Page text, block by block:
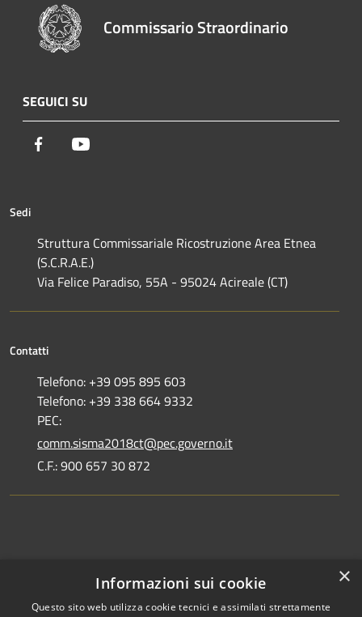
Commissario Straordinario
SEGUICI SU
Facebook
Sedi
Struttura Commissariale Ricostruzione Area Etnea
(S.C.R.A.E.)
Via Felice Paradiso, 55A - 95024 Acireale (CT)
Contatti
Telefono: +39 095 895 603
Telefono: +39 338 664 9332
PEC:
comm.sisma2018ct@pec.governo.it
C.F.: 900 657 30 872
Dichiarazione di accessibilità
×
Informazioni sui cookie
Questo sito web utilizza cookie tecnici e assimilati strettamente